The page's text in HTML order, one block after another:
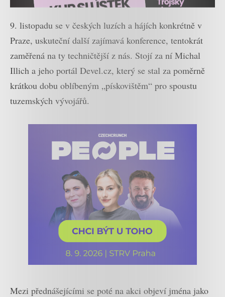
9. listopadu se v českých luzích a hájích konkrétně v
Praze, uskuteční další zajímavá konference, tentokrát
zaměřená na ty techničtější z nás. Stojí za ní Michal
Illich a jeho portál Devel.cz, který se stal za poměrně
krátkou dobu oblíbeným „pískovištěm“ pro spoustu
tuzemských vývojářů.
Mezi přednášejícími se poté na akci objeví jména jako